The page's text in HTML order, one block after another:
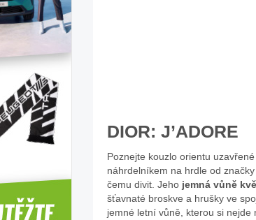
DIOR: J’ADORE
Poznejte kouzlo orientu
náhrdelníkem na hrdle od
čemu divit. Jeho jemná vůně
šťavnaté broskve a hrušky ve
jemné letní vůně, kterou si nejde